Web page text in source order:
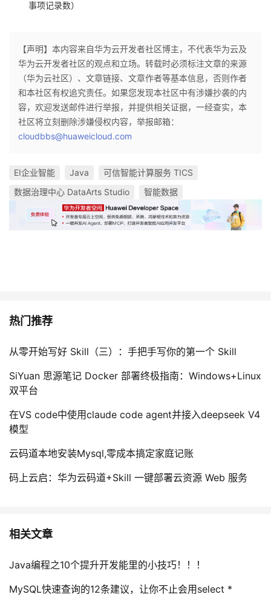
事项记录数）
【声明】本内容来自华为云开发者社区博主，不代表华为云及
华为云开发者社区的观点和立场。转载时必须标注文章的来源
（华为云社区）、文章链接、文章作者等基本信息，否则作者
和本社区有权追究责任。如果您发现本社区中有涉嫌抄袭的内
容，欢迎发送邮件进行举报，并提供相关证据，一经查实，本
社区将立刻删除涉嫌侵权内容，举报邮箱：
cloudbbs@huaweicloud.com
EI企业智能 Java
可信智能计算服务 TICS
数据治理中心 DataArts Studio
智能数据
热门推荐
从零开始写好 Skill（三）：手把手写你的第一个 Skill
SiYuan 思源笔记 Docker 部署终极指南：Windows+Linux
双平台
在VS code中使用claude code agent并接入deepseek V4
模型
云码道本地安装Mysql,零成本搞定家庭记账
码上云启：华为云码道+Skill 一键部署云资源 Web 服务
相关文章
Java编程之10个提升开发能里的小技巧！！！
MySQL快速查询的12条建议，让你不止会用select *